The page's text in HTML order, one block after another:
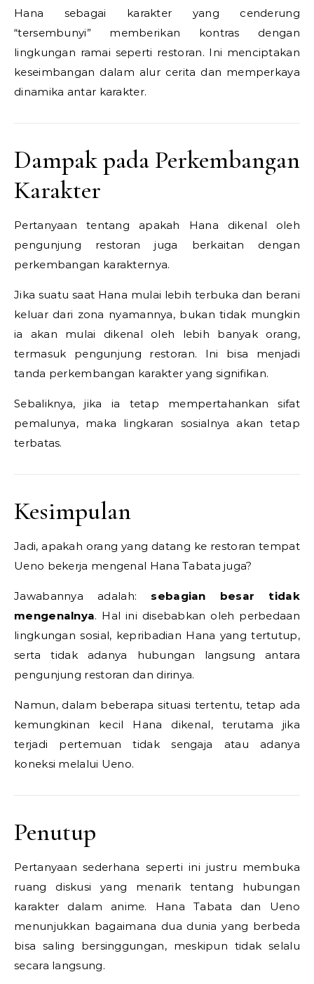
Hana sebagai karakter yang cenderung
“tersembunyi” memberikan kontras dengan
lingkungan ramai seperti restoran. Ini menciptakan
keseimbangan dalam alur cerita dan memperkaya
dinamika antar karakter.
Dampak pada Perkembangan
Karakter
Pertanyaan tentang apakah Hana dikenal oleh
pengunjung restoran juga berkaitan dengan
perkembangan karakternya.
Jika suatu saat Hana mulai lebih terbuka dan berani
keluar dari zona nyamannya, bukan tidak mungkin
ia akan mulai dikenal oleh lebih banyak orang,
termasuk pengunjung restoran. Ini bisa menjadi
tanda perkembangan karakter yang signifikan.
Sebaliknya, jika ia tetap mempertahankan sifat
pemalunya, maka lingkaran sosialnya akan tetap
terbatas.
Kesimpulan
Jadi, apakah orang yang datang ke restoran tempat
Ueno bekerja mengenal Hana Tabata juga?
Jawabannya adalah: sebagian besar tidak
mengenalnya. Hal ini disebabkan oleh perbedaan
lingkungan sosial, kepribadian Hana yang tertutup,
serta tidak adanya hubungan langsung antara
pengunjung restoran dan dirinya.
Namun, dalam beberapa situasi tertentu, tetap ada
kemungkinan kecil Hana dikenal, terutama jika
terjadi pertemuan tidak sengaja atau adanya
koneksi melalui Ueno.
Penutup
Pertanyaan sederhana seperti ini justru membuka
ruang diskusi yang menarik tentang hubungan
karakter dalam anime. Hana Tabata dan Ueno
menunjukkan bagaimana dua dunia yang berbeda
bisa saling bersinggungan, meskipun tidak selalu
secara langsung.